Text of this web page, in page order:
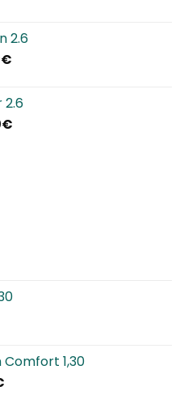
è:
134,90€.
2.6
€Il
è:
144,00€.
2.6
€Il
Comfort 1,30
Il